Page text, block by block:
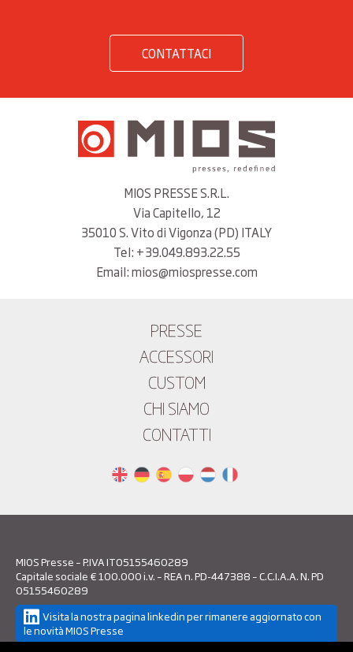
CONTATTACI
MIOS PRESSE S.R.L.
Via Capitello, 12
35010 S. Vito di Vigonza (PD) ITALY
Tel: +39.049.893.22.55
Email: mios@miospresse.com
PRESSE
ACCESSORI
CUSTOM
CHI SIAMO
CONTATTI
MIOS Presse – P.IVA IT05155460289
Capitale sociale € 100.000 i.v. – REA n. PD-447388 – C.C.I.A.A. N. PD
05155460289
Visita la nostra pagina linkedin per rimanere aggiornato con
le novità MIOS Presse